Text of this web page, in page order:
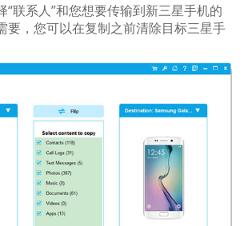
“联系人”和您想要传输到新三星手机的
要，您可以在复制之前清除目标三星手